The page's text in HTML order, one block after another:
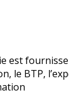
est
le BTP,